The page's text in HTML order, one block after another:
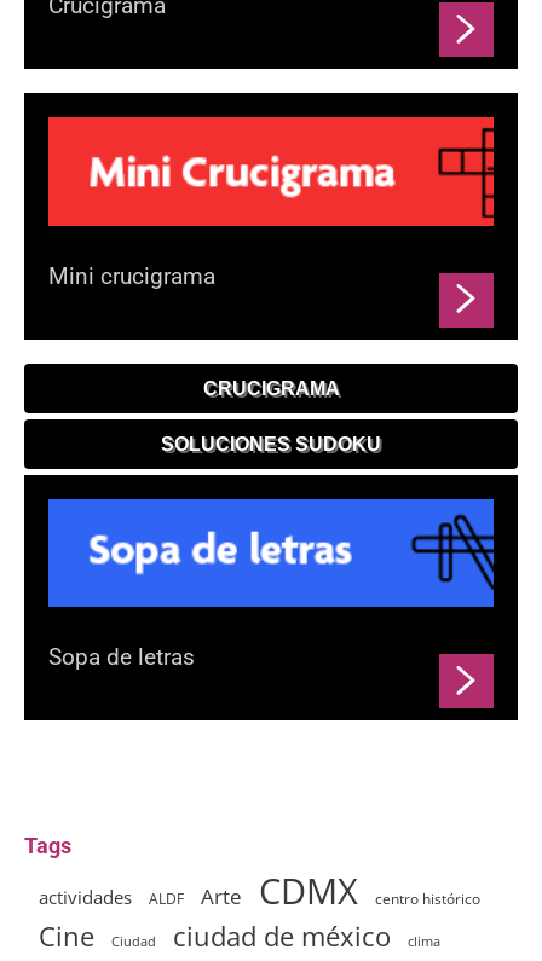
Crucigrama
Mini crucigrama
CRUCIGRAMA
SOLUCIONES SUDOKU
Sopa de letras
Tags
actividades ALDF Arte CDMX centro histórico
Cine Ciudad ciudad de méxico clima